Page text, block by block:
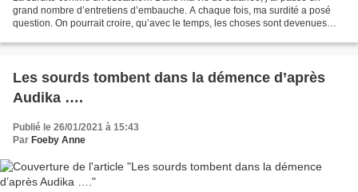
grand nombre d’entretiens d’embauche. A chaque fois, ma surdité a posé
question. On pourrait croire, qu’avec le temps, les choses sont devenues
Les sourds tombent dans la démence d’après
Audika ….
Publié le 26/01/2021 à 15:43
Par Foeby Anne